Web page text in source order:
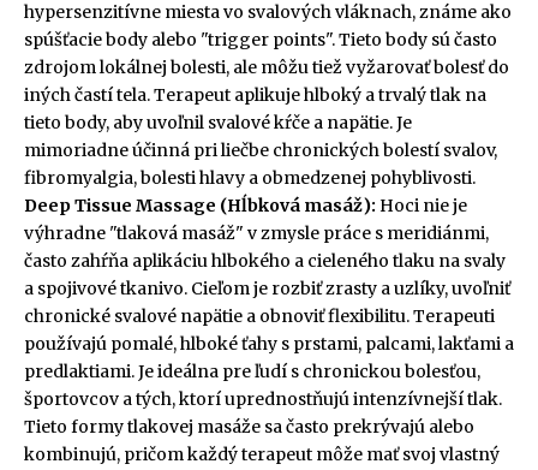
hypersenzitívne miesta vo svalových vláknach, známe ako
spúšťacie body alebo "trigger points". Tieto body sú často
zdrojom lokálnej bolesti, ale môžu tiež vyžarovať bolesť do
iných častí tela. Terapeut aplikuje hlboký a trvalý tlak na
tieto body, aby uvoľnil svalové kŕče a napätie. Je
mimoriadne účinná pri liečbe chronických bolestí svalov,
fibromyalgia, bolesti hlavy a obmedzenej pohyblivosti.
Deep Tissue Massage (Hĺbková masáž): Hoci nie je
výhradne "tlaková masáž" v zmysle práce s meridiánmi,
často zahŕňa aplikáciu hlbokého a cieleného tlaku na svaly
a spojivové tkanivo. Cieľom je rozbiť zrasty a uzlíky, uvoľniť
chronické svalové napätie a obnoviť flexibilitu. Terapeuti
používajú pomalé, hlboké ťahy s prstami, palcami, lakťami a
predlaktiami. Je ideálna pre ľudí s chronickou bolesťou,
športovcov a tých, ktorí uprednostňujú intenzívnejší tlak.
Tieto formy tlakovej masáže sa často prekrývajú alebo
kombinujú, pričom každý terapeut môže mať svoj vlastný